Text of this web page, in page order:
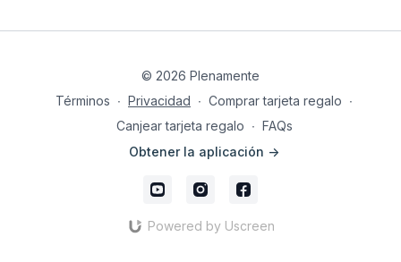
© 2026 Plenamente
Términos ∙ Privacidad ∙ Comprar tarjeta regalo ∙
Canjear tarjeta regalo ∙ FAQs
Obtener la aplicación ->
Powered by Uscreen